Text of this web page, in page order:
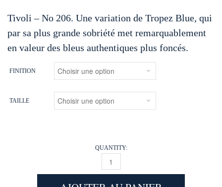
Tivoli – No 206. Une variation de Tropez Blue, qui
par sa plus grande sobriété met remarquablement
en valeur des bleus authentiques plus foncés.
FINITION
TAILLE
QUANTITY:
TIVOLI (206) QUANTITY